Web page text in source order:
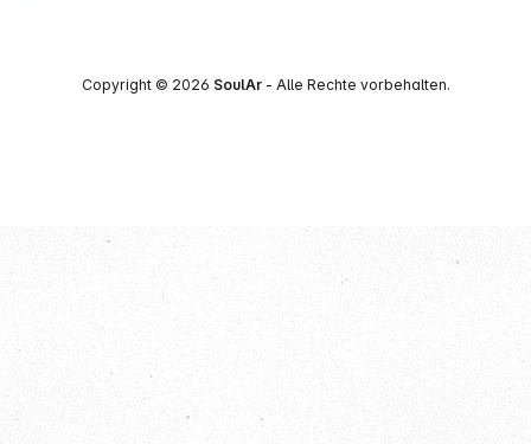
Copyright © 2026 SoulAr- Alle Rechte vorbehalten.